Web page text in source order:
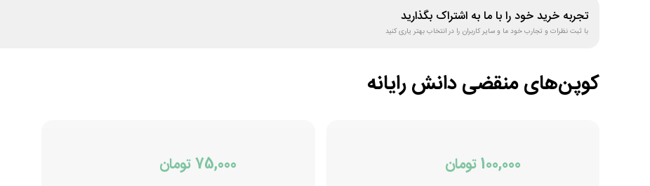
تجربه خرید خود را با ما به اشتراک بگذارید
با ثبت نظرات و تجارب خود ما و سایر کاربران را در انتخاب بهتر یاری کنید
کوپن‌های منقضیدانش رایانه
100,000 تومان 75,000 تومان